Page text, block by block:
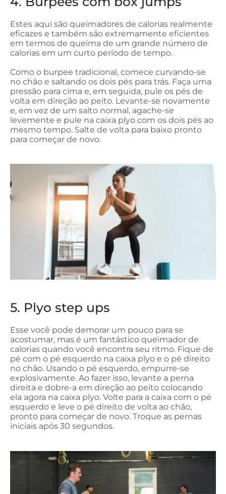
Estes aqui são queimadores de calorias realmente
eficazes e também são extremamente eficientes
em termos de queima de um grande número de
calorias em um curto período de tempo.
Como o burpee tradicional, comece curvando-se
no chão e saltando os dois pés para trás. Faça uma
pressão para cima e, em seguida, pule os pés de
volta em direção ao peito. Levante-se novamente
e, em vez de um salto normal, agache-se
levemente e pule na caixa plyo com os dois pés ao
mesmo tempo. Salte de volta para baixo pronto
para começar de novo.
5. Plyo step ups
Esse você pode demorar um pouco para se
acostumar, mas é um fantástico queimador de
calorias quando você encontra seu ritmo. Fique de
pé com o pé esquerdo na caixa plyo e o pé direito
no chão. Usando o pé esquerdo, empurre-se
explosivamente. Ao fazer isso, levante a perna
direita e dobre-a em direção ao peito colocando
ela agora na caixa plyo. Volte para a caixa com o pé
esquerdo e leve o pé direito de volta ao chão,
pronto para começar de novo. Troque as pernas
iniciais após 30 segundos.